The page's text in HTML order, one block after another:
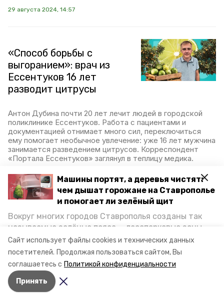
Сайт использует файлы cookies и технических данных
посетителей. Продолжая пользоваться сайтом, Вы
соглашаетесь с Политикой конфиденциальности
Принять
Машины портят, а деревья чистят:
чем дышат горожане на Ставрополье
и помогает ли зелёный щит
Вокруг многих городов Ставрополья созданы так
называемые зелёные пояса — лесопарковые зоны,
снижающие негативное воздействие выхлопных
газов на атмосферу. Справляются ли они с
постоянно растущим потоком автотранспорта и
каким воздухом дышат жители края, узнала
корреспондент «Победы26».
29 августа 2024, 14:57
«Способ борьбы с
выгоранием»: врач из
Ессентуков 16 лет
разводит цитрусы
Антон Дубина почти 20 лет лечит людей в городской
поликлинике Ессентуков. Работа с пациентами и
документацией отнимает много сил, переключиться
ему помогает необычное увлечение: уже 16 лет мужчина
занимается разведением цитрусов. Корреспондент
«Портала Ессентуков» заглянул в теплицу медика.
21 августа 2024, 10:46
Вручение наград,
мастер-классы и забег: в
Ессентуках прошёл
спортивный фестиваль
В субботу, 10 августа, в Ессентуках на городском озере
состоялся фестиваль «Культ/Физкульт». Мероприятие
проводилось в честь Дня физкультурника.